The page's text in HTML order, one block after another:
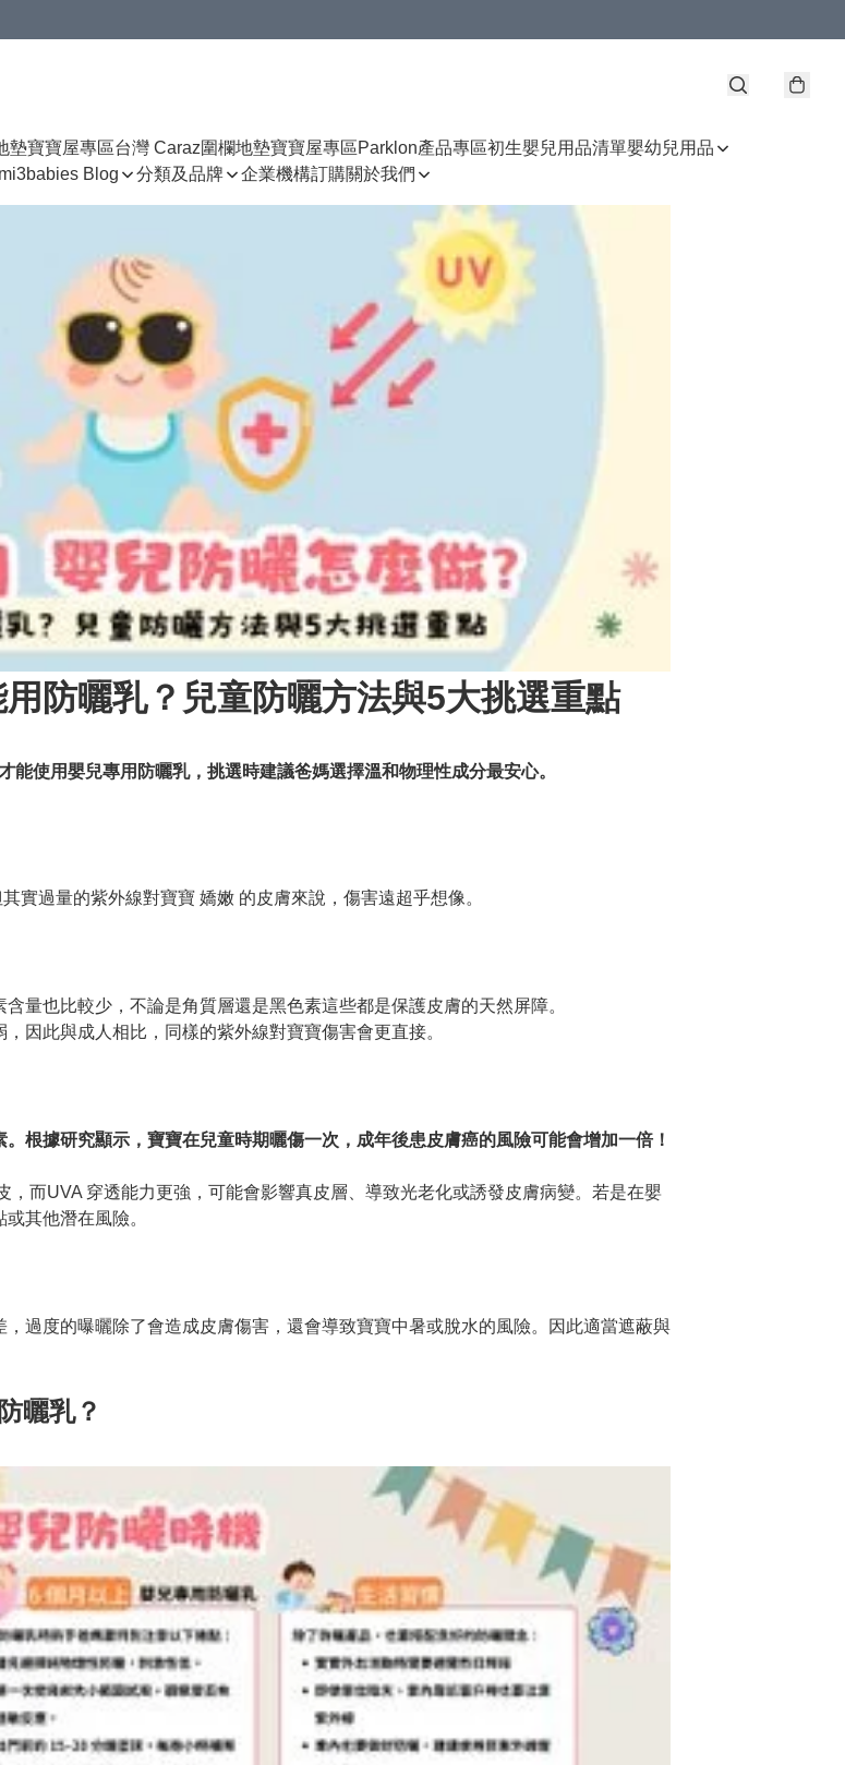
墊寶寶屋專區台灣 Caraz圍欄地墊寶寶屋專區Parklon產品專區初生嬰兒用品清單嬰幼兒用品
Blog 分類及品牌 企業機構訂購關於我們
防曬乳？兒童防曬方法與5大挑選重點
能使用嬰兒專用防曬乳，挑選時建議爸媽選擇溫和物理性成分最安心。
實過量的紫外線對寶寶 嬌嫩 的皮膚來說，傷害遠超乎想像。
量也比較少，不論是角質層還是黑色素這些都是保護皮膚的天然屏障。
因此與成人相比，同樣的紫外線對寶寶傷害會更直接。
根據研究顯示，寶寶在兒童時期曬傷一次，成年後患皮膚癌的風險可能會增加一倍！
而UVA 穿透能力更強，可能會影響真皮層、導致光老化或誘發皮膚病變。若是在嬰
其他潛在風險。
過度的曝曬除了會造成皮膚傷害，還會導致寶寶中暑或脫水的風險。因此適當遮蔽與
曬乳？